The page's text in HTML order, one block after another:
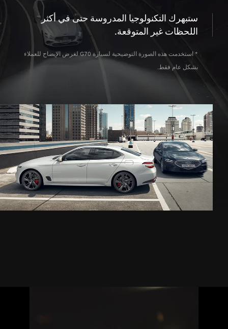
ستبهرك التكنولوجيا المدروسة حتى في أكثر
اللحظات غير المتوقعة.
* استخدمت هذه الصورة التوضيحية لسيارة G70 لغرض الإيضاح للعملاء
بشكل عام فقط.